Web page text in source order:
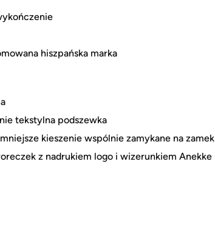
hiszpańska marka
tekstylna podszewka
kieszenie wspólnie zamykane na zamek
z nadrukiem logo i wizerunkiem Anekke